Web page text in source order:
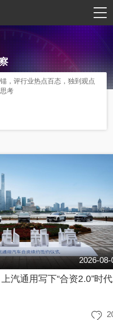
，评行业热点百态，独到观点
考
2026-08-
汽通用写下“合资2.0”时代